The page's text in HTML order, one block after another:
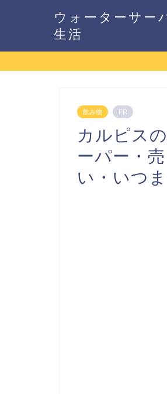
ウォーターサー
生活
飲み物 PR
カルピス
ーパー・
い・いつ